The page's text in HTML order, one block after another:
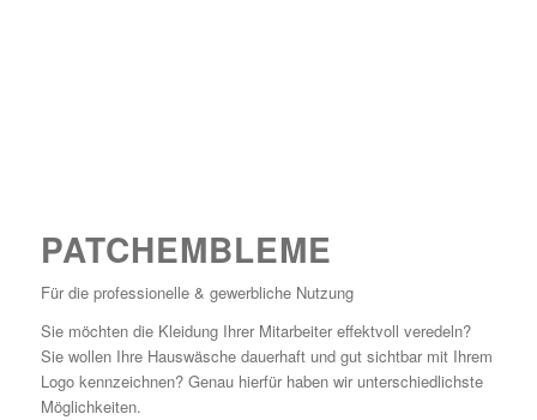
PATCHEMBLEME
Für die professionelle & gewerbliche Nutzung
Sie möchten die Kleidung Ihrer Mitarbeiter effektvoll veredeln?
Sie wollen Ihre Hauswäsche dauerhaft und gut sichtbar mit Ihrem
Logo kennzeichnen? Genau hierfür haben wir unterschiedlichste
Möglichkeiten.